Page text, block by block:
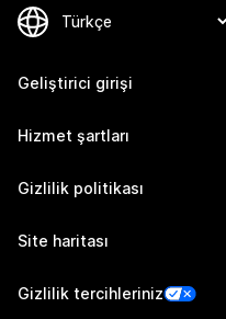
Geliştirici girişi
Hizmet şartları
Gizlilik politikası
Site haritası
Gizlilik tercihleriniz